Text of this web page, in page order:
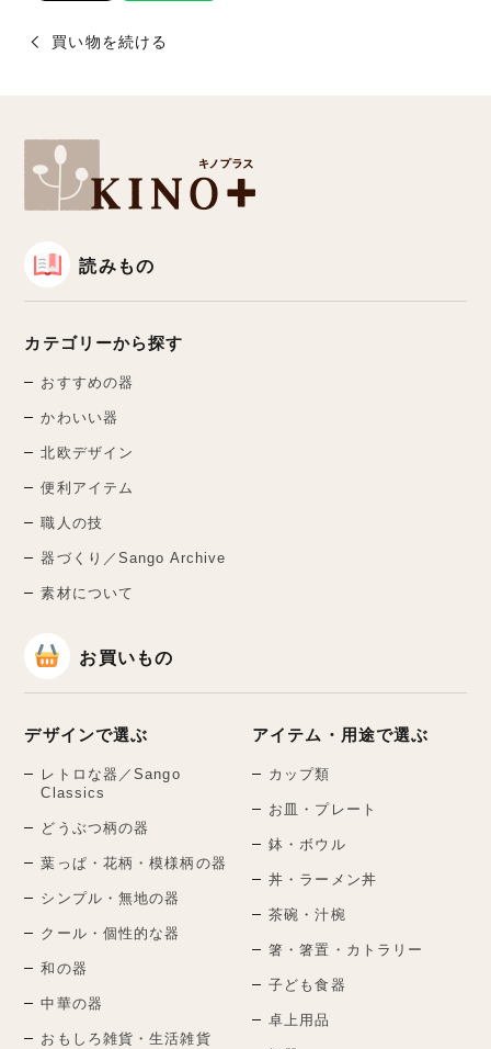
買い物を続ける
読みもの
カテゴリーから探す
おすすめの器
かわいい器
北欧デザイン
便利アイテム
職人の技
器づくり／Sango Archive
素材について
お買いもの
デザインで選ぶ
レトロな器／Sango
Classics
どうぶつ柄の器
葉っぱ・花柄・模様柄の器
シンプル・無地の器
クール・個性的な器
和の器
中華の器
おもしろ雑貨・生活雑貨
アイテム・用途で選ぶ
カップ類
お皿・プレート
鉢・ボウル
丼・ラーメン丼
茶碗・汁椀
箸・箸置・カトラリー
子ども食器
卓上用品